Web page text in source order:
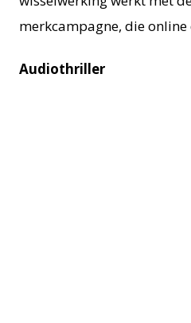
merkcampagne, die online
Audiothriller